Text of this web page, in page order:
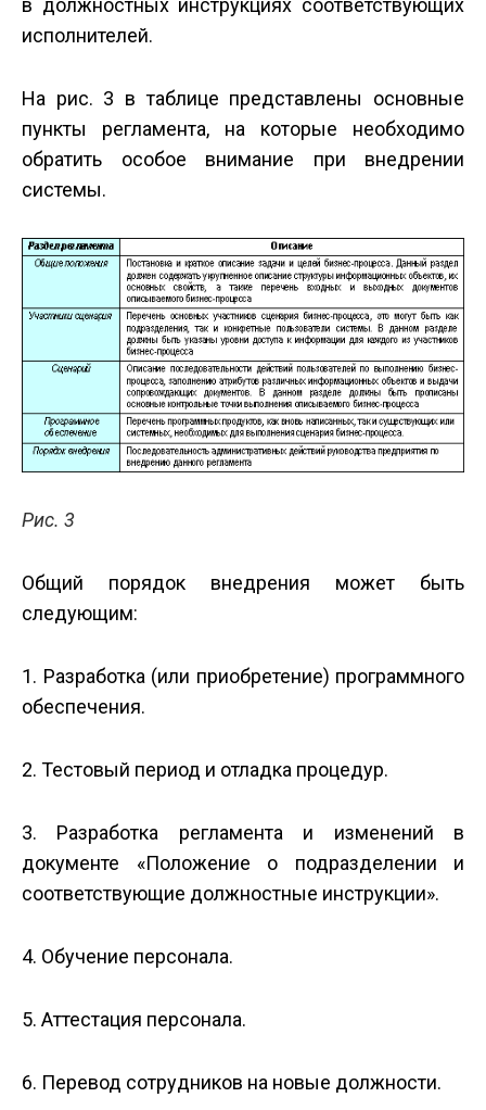
в должностных инструкциях соответствующих
исполнителей.
На рис. 3 в таблице представлены основные
пункты регламента, на которые необходимо
обратить особое внимание при внедрении
системы.
Рис. 3
Общий порядок внедрения может быть
следующим:
1. Разработка (или приобретение) программного
обеспечения.
2. Тестовый период и отладка процедур.
3. Разработка регламента и изменений в
документе «Положение о подразделении и
соответствующие должностные инструкции».
4. Обучение персонала.
5. Аттестация персонала.
6. Перевод сотрудников на новые должности.